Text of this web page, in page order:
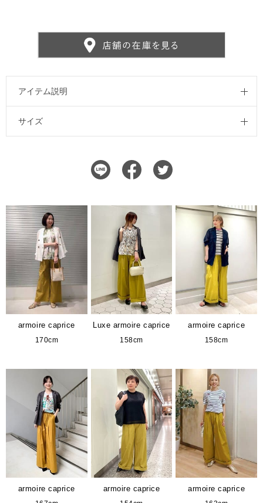
アイテム説明
サイズ
armoire caprice
170cm
Luxe armoire caprice
158cm
armoire caprice
158cm
armoire caprice armoire caprice armoire caprice